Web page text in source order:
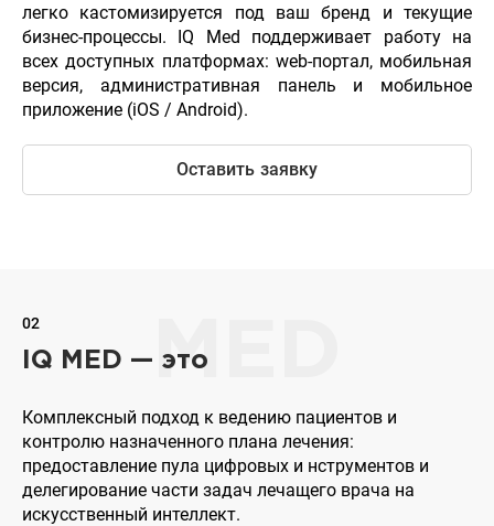
легко кастомизируется под ваш бренд и текущие
бизнес-процессы. IQ Med поддерживает работу на
всех доступных платформах: web-портал, мобильная
версия, административная панель и мобильное
приложение (iOS / Android).
Оставить заявку
MED
02
IQ MED — это
Комплексный подход к ведению пациентов и
контролю назначенного плана лечения:
предоставление пула цифровых и нструментов и
делегирование части задач лечащего врача на
искусственный интеллект.